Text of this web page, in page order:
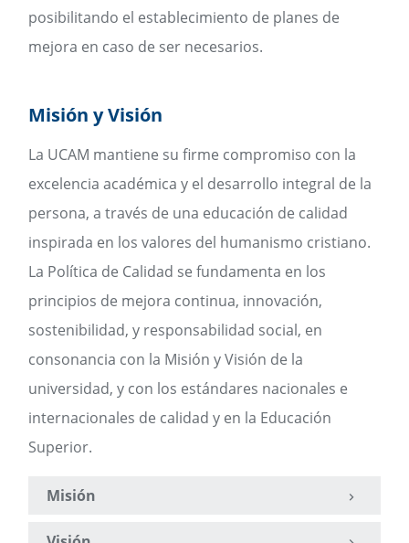
posibilitando el establecimiento de planes de
mejora en caso de ser necesarios.
Misión y Visión
La UCAM mantiene su firme compromiso con la
excelencia académica y el desarrollo integral de la
persona, a través de una educación de calidad
inspirada en los valores del humanismo cristiano.
La Política de Calidad se fundamenta en los
principios de mejora continua, innovación,
sostenibilidad, y responsabilidad social, en
consonancia con la Misión y Visión de la
universidad, y con los estándares nacionales e
internacionales de calidad y en la Educación
Superior.
Misión